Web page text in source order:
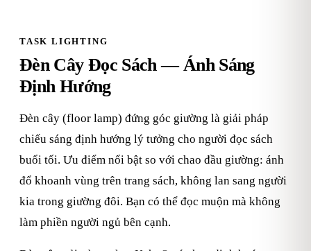
TASK LIGHTING
Đèn Cây Đọc Sách — Ánh Sáng
Định Hướng
Đèn cây (floor lamp) đứng góc giường là giải pháp
chiếu sáng định hướng lý tưởng cho người đọc sách
buổi tối. Ưu điểm nổi bật so với chao đầu giường: ánh
đổ khoanh vùng trên trang sách, không lan sang người
kia trong giường đôi. Bạn có thể đọc muộn mà không
làm phiền người ngủ bên cạnh.